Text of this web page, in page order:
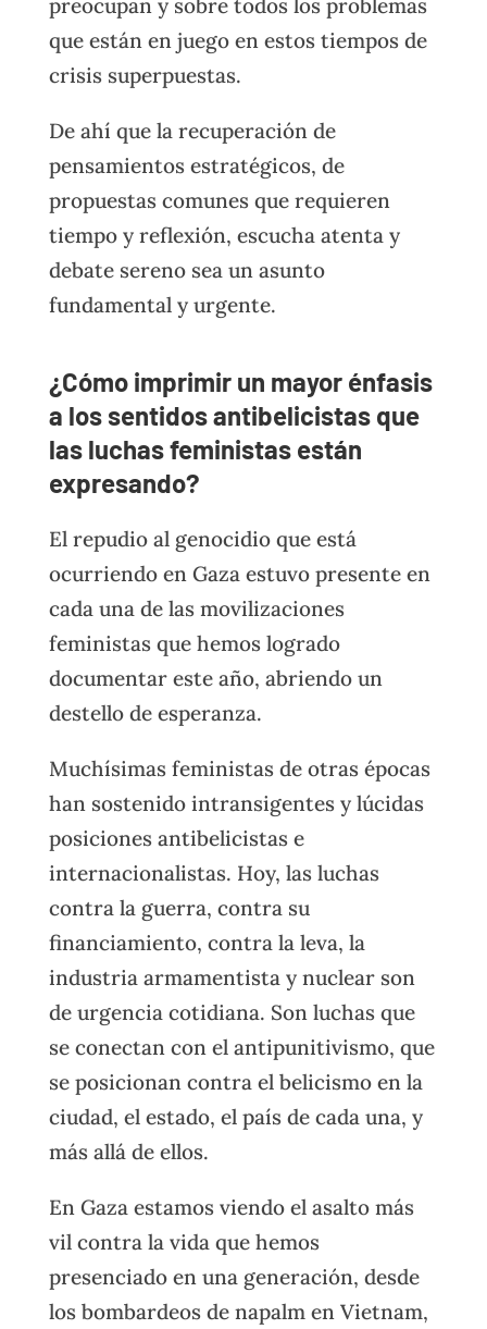
preocupan y sobre todos los problemas
que están en juego en estos tiempos de
crisis superpuestas.
De ahí que la recuperación de
pensamientos estratégicos, de
propuestas comunes que requieren
tiempo y reflexión, escucha atenta y
debate sereno sea un asunto
fundamental y urgente.
¿Cómo imprimir un mayor énfasis
a los sentidos antibelicistas que
las luchas feministas están
expresando?
El repudio al genocidio que está
ocurriendo en Gaza estuvo presente en
cada una de las movilizaciones
feministas que hemos logrado
documentar este año, abriendo un
destello de esperanza.
Muchísimas feministas de otras épocas
han sostenido intransigentes y lúcidas
posiciones antibelicistas e
internacionalistas. Hoy, las luchas
contra la guerra, contra su
financiamiento, contra la leva, la
industria armamentista y nuclear son
de urgencia cotidiana. Son luchas que
se conectan con el antipunitivismo, que
se posicionan contra el belicismo en la
ciudad, el estado, el país de cada una, y
más allá de ellos.
En Gaza estamos viendo el asalto más
vil contra la vida que hemos
presenciado en una generación, desde
los bombardeos de napalm en Vietnam,